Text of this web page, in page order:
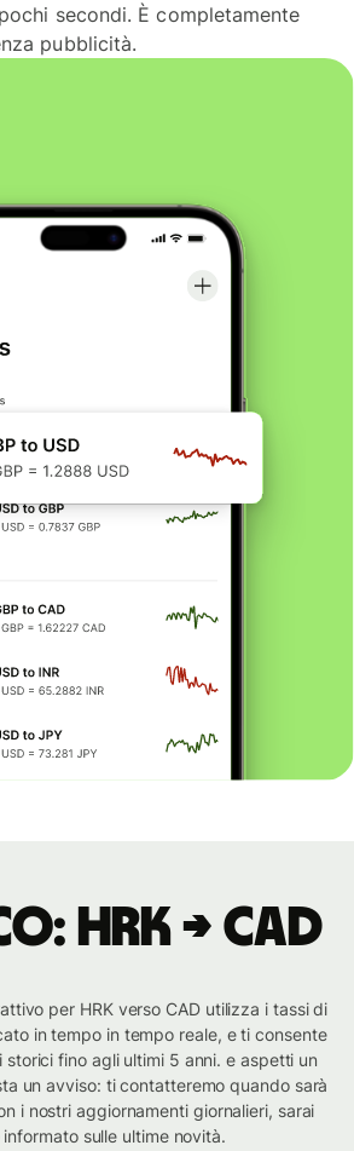
secondi. È completamente
pubblicità.
HRK → CAD
per HRK verso CAD utilizza i tassi di
in tempo in tempo reale, e ti consente
fino agli ultimi 5 anni. e aspetti un
un avviso: ti contatteremo quando sarà
i nostri aggiornamenti giornalieri, sarai
informato sulle ultime novità.